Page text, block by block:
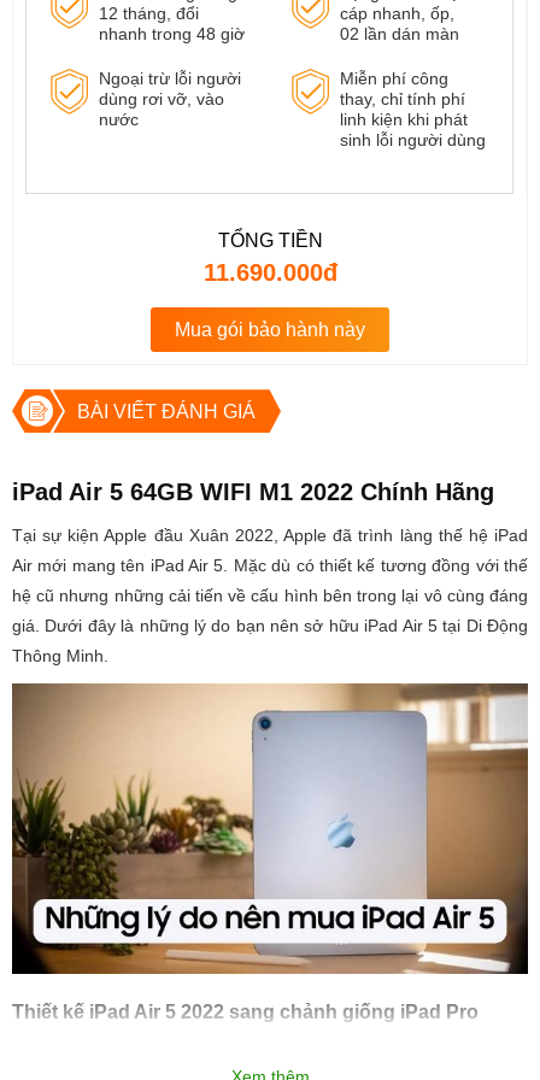
12 tháng, đổi
nhanh trong 48 giờ
cáp nhanh, ốp,
02 lần dán màn
Ngoại trừ lỗi người
dùng rơi vỡ, vào
nước
Miễn phí công
thay, chỉ tính phí
linh kiện khi phát
sinh lỗi người dùng
TỔNG TIỀN
11.690.000đ
Mua gói bảo hành này
BÀI VIẾT ĐÁNH GIÁ
iPad Air 5 64GB WIFI M1 2022 Chính Hãng
Tại sự kiện Apple đầu Xuân 2022, Apple đã trình làng thế hệ iPad
Air mới mang tên iPad Air 5. Mặc dù có thiết kế tương đồng với thế
hệ cũ nhưng những cải tiến về cấu hình bên trong lại vô cùng đáng
giá. Dưới đây là những lý do bạn nên sở hữu iPad Air 5 tại Di Động
Thông Minh.
Thiết kế iPad Air 5 2022 sang chảnh giống iPad Pro